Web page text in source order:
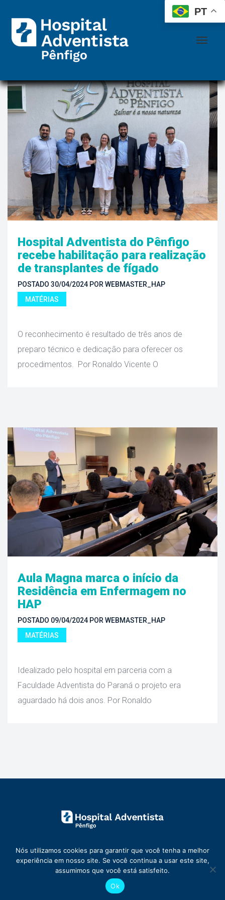
Hospital Adventista do Pênfigo
recebe habilitação para realização
de transplantes de fígado
POSTADO 30/04/2024 POR WEBMASTER_HAP
MATÉRIAS
O reconhecimento é resultado de três anos de
preparo técnico e dedicação para oferecer os
procedimentos. Por Ronaldo Vicente O
Aula Magna marca o início da
Residência em Enfermagem no
HAP
POSTADO 09/04/2024 POR WEBMASTER_HAP
MATÉRIAS
Idealizado pelo hospital em parceria com a
Faculdade Adventista do Paraná o projeto era
aguardado há dois anos. Por Ronaldo
© 2026 Hospital Adventista Pênfigo | Todos os direitos reservados
Desenvolvido por RDORVAL Soluções em Tecnologia
PT
Nós utilizamos cookies para garantir que você tenha a melhor
experiência em nosso site. Se você continua a usar este site,
assumimos que você está satisfeito.
Ok